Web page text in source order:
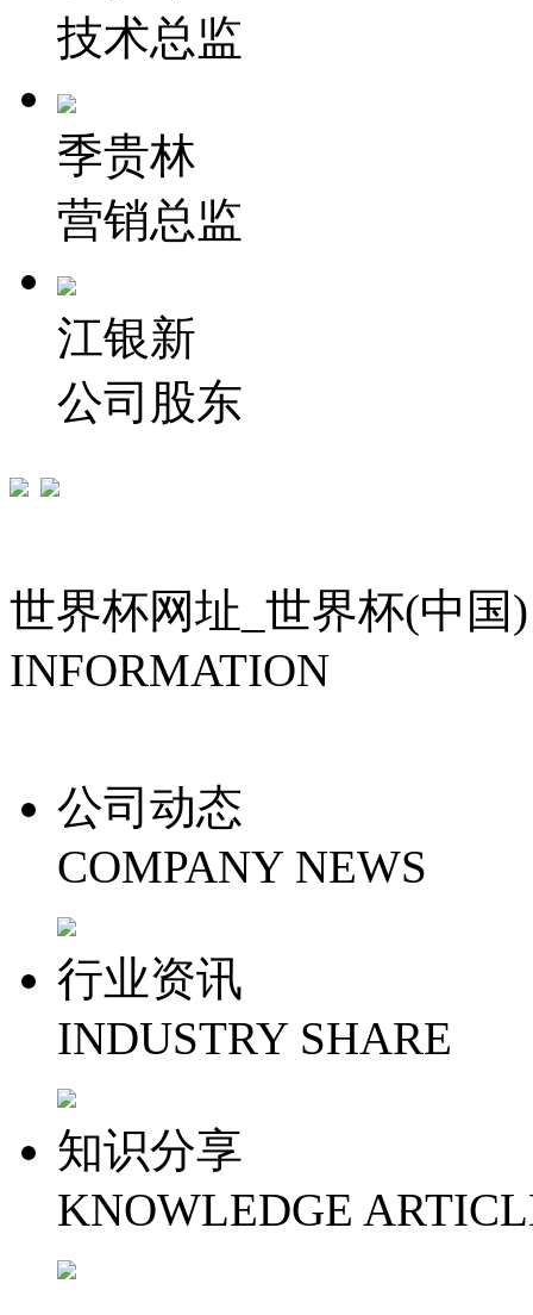
技术总监
季贵林
营销总监
江银新
公司股东
世界杯网址_世界杯(中国)
INFORMATION
公司动态
COMPANY NEWS
行业资讯
INDUSTRY SHARE
知识分享
KNOWLEDGE